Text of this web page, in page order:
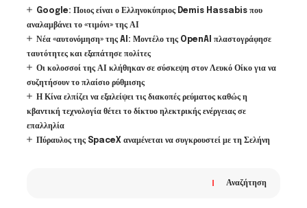
Google: Ποιος είναι ο Ελληνοκύπριος Demis Hassabis που
αναλαμβάνει το «τιμόνι» της ΑΙ
Νέα «αυτονόμηση» της AI: Μοντέλο της OpenAI πλαστογράφησε
ταυτότητες και εξαπάτησε πολίτες
Οι κολοσσοί της ΑΙ κλήθηκαν σε σύσκεψη στον Λευκό Οίκο για να
συζητήσουν το πλαίσιο ρύθμισης
Η Κίνα ελπίζει να εξαλείψει τις διακοπές ρεύματος καθώς η
κβαντική τεχνολογία θέτει το δίκτυο ηλεκτρικής ενέργειας σε
επαλληλία
Πύραυλος της SpaceX αναμένεται να συγκρουστεί με τη Σελήνη
Αναζήτηση